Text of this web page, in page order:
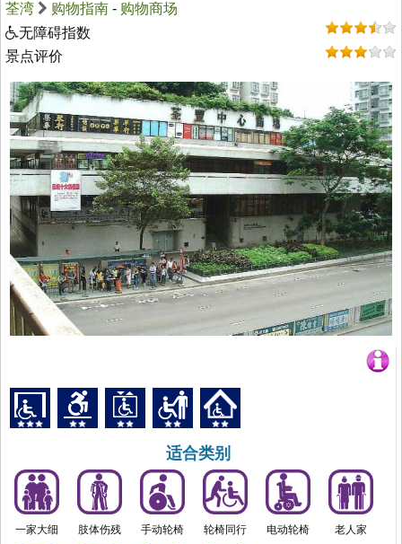
荃湾 购物指南 - 购物商场
无障碍指数
景点评价
适合类别
一家大细 肢体伤残 手动轮椅 轮椅同行 电动轮椅 老人家